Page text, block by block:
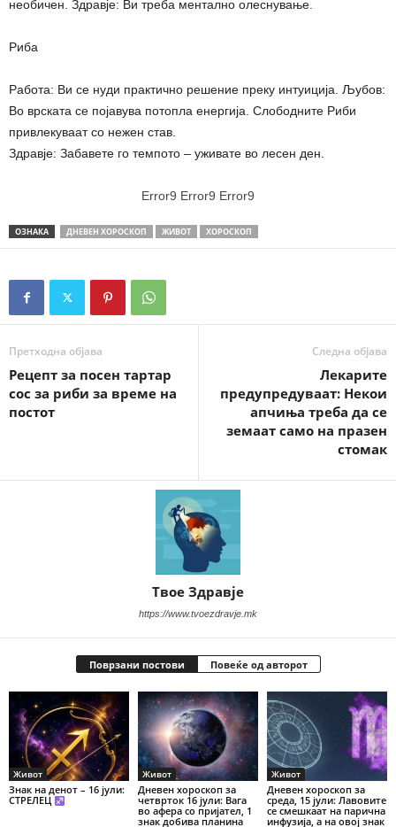
необичен. Здравје: Ви треба ментално олеснување.
Риба
Работа: Ви се нуди практично решение преку интуиција. Љубов:
Во врската се појавува потопла енергија. Слободните Риби
привлекуваат со нежен став.
Здравје: Забавете го темпото – уживате во лесен ден.
Error9 Error9 Error9
ОЗНАКА ДНЕВЕН ХОРОСКОП ЖИВОТ ХОРОСКОП
Претходна објава
Рецепт за посен тартар
сос за риби за време на
постот
Следна објава
Лекарите
предупредуваат: Некои
апчиња треба да се
земаат само на празен
стомак
Твое Здравје
https://www.tvoezdravje.mk
Поврзани постови Повеќе од авторот
Живот
Знак на денот – 16 јули:
СТРЕЛЕЦ
Живот
Дневен хороскоп за
четврток 16 јули: Вага
во афера со пријател, 1
знак добива планина
Живот
Дневен хороскоп за
среда, 15 јули: Лавовите
се смешкаат на парична
инфузија, а на овој знак